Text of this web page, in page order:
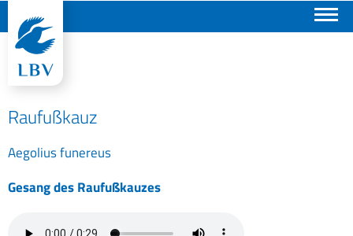
Raufußkauz
Aegolius funereus
Gesang des Raufußkauzes